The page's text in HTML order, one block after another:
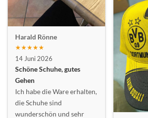
Harald Rönne
★★★★★
14 Juni 2026
Schöne Schuhe, gutes
Gehen
Ich habe die Ware erhalten,
die Schuhe sind
wunderschön und sehr